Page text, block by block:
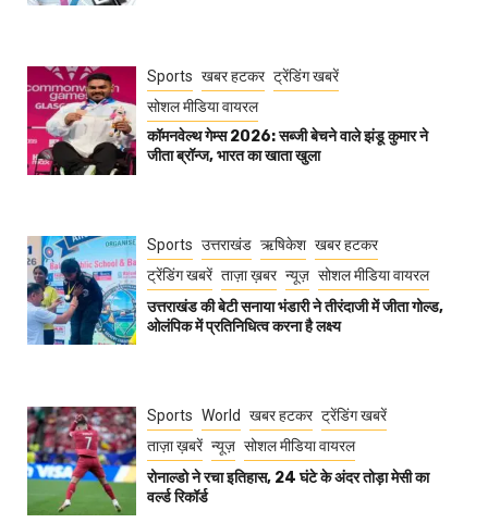
Sports खबर हटकर ट्रेंडिंग खबरें
सोशल मीडिया वायरल
कॉमनवेल्थ गेम्स 2026: सब्जी बेचने वाले झंडू कुमार ने
जीता ब्रॉन्ज, भारत का खाता खुला
Sports उत्तराखंड ऋषिकेश खबर हटकर
ट्रेंडिंग खबरें ताज़ा ख़बर न्यूज़ सोशल मीडिया वायरल
उत्तराखंड की बेटी सनाया भंडारी ने तीरंदाजी में जीता गोल्ड,
ओलंपिक में प्रतिनिधित्व करना है लक्ष्य
Sports World खबर हटकर ट्रेंडिंग खबरें
ताज़ा ख़बरें न्यूज़ सोशल मीडिया वायरल
रोनाल्डो ने रचा इतिहास, 24 घंटे के अंदर तोड़ा मेसी का
वर्ल्ड रिकॉर्ड